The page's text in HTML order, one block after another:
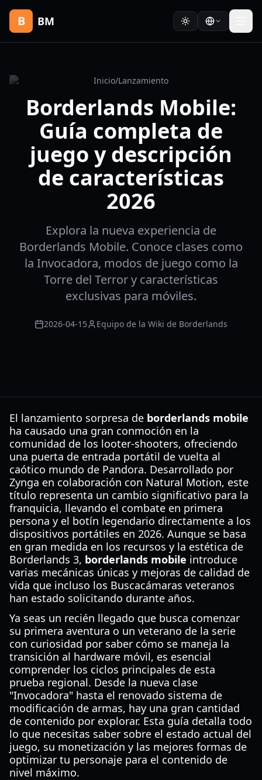
B BM
Inicio/Lanzamiento
Borderlands Mobile:
Guía completa de
juego y descripción
de características
2026
Explora la nueva experiencia de
Borderlands Mobile. Conoce clases como
la Invocadora, modos de juego como la
Torre del Terror y características
exclusivas para móviles.
2026-04-15 Equipo de la Wiki de Borderlands
El lanzamiento sorpresa de borderlands mobile
ha causado una gran conmoción en la
comunidad de los looter-shooters, ofreciendo
una puerta de entrada portátil de vuelta al
caótico mundo de Pandora. Desarrollado por
Zynga en colaboración con Natural Motion, este
título representa un cambio significativo para la
franquicia, llevando el combate en primera
persona y el botín legendario directamente a los
dispositivos portátiles en 2026. Aunque se basa
en gran medida en los recursos y la estética de
Borderlands 3, borderlands mobile introduce
varias mecánicas únicas y mejoras de calidad de
vida que incluso los Buscacámaras veteranos
han estado solicitando durante años.
Ya seas un recién llegado que busca comenzar
su primera aventura o un veterano de la serie
con curiosidad por saber cómo se maneja la
transición al hardware móvil, es esencial
comprender los ciclos principales de esta
prueba regional. Desde la nueva clase
"Invocadora" hasta el renovado sistema de
modificación de armas, hay una gran cantidad
de contenido por explorar. Esta guía detalla todo
lo que necesitas saber sobre el estado actual del
juego, su monetización y las mejores formas de
optimizar tu personaje para el contenido de
nivel máximo.